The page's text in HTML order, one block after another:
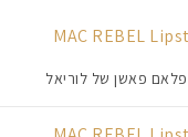
פאשן של לוריאל